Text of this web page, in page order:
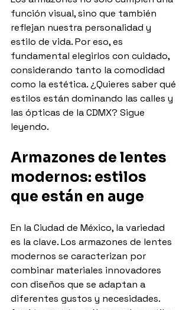
función visual, sino que también
reflejan nuestra personalidad y
estilo de vida. Por eso, es
fundamental elegirlos con cuidado,
considerando tanto la comodidad
como la estética. ¿Quieres saber qué
estilos están dominando las calles y
las ópticas de la CDMX? Sigue
leyendo.
Armazones de lentes
modernos: estilos
que están en auge
En la Ciudad de México, la variedad
es la clave. Los armazones de lentes
modernos se caracterizan por
combinar materiales innovadores
con diseños que se adaptan a
diferentes gustos y necesidades.